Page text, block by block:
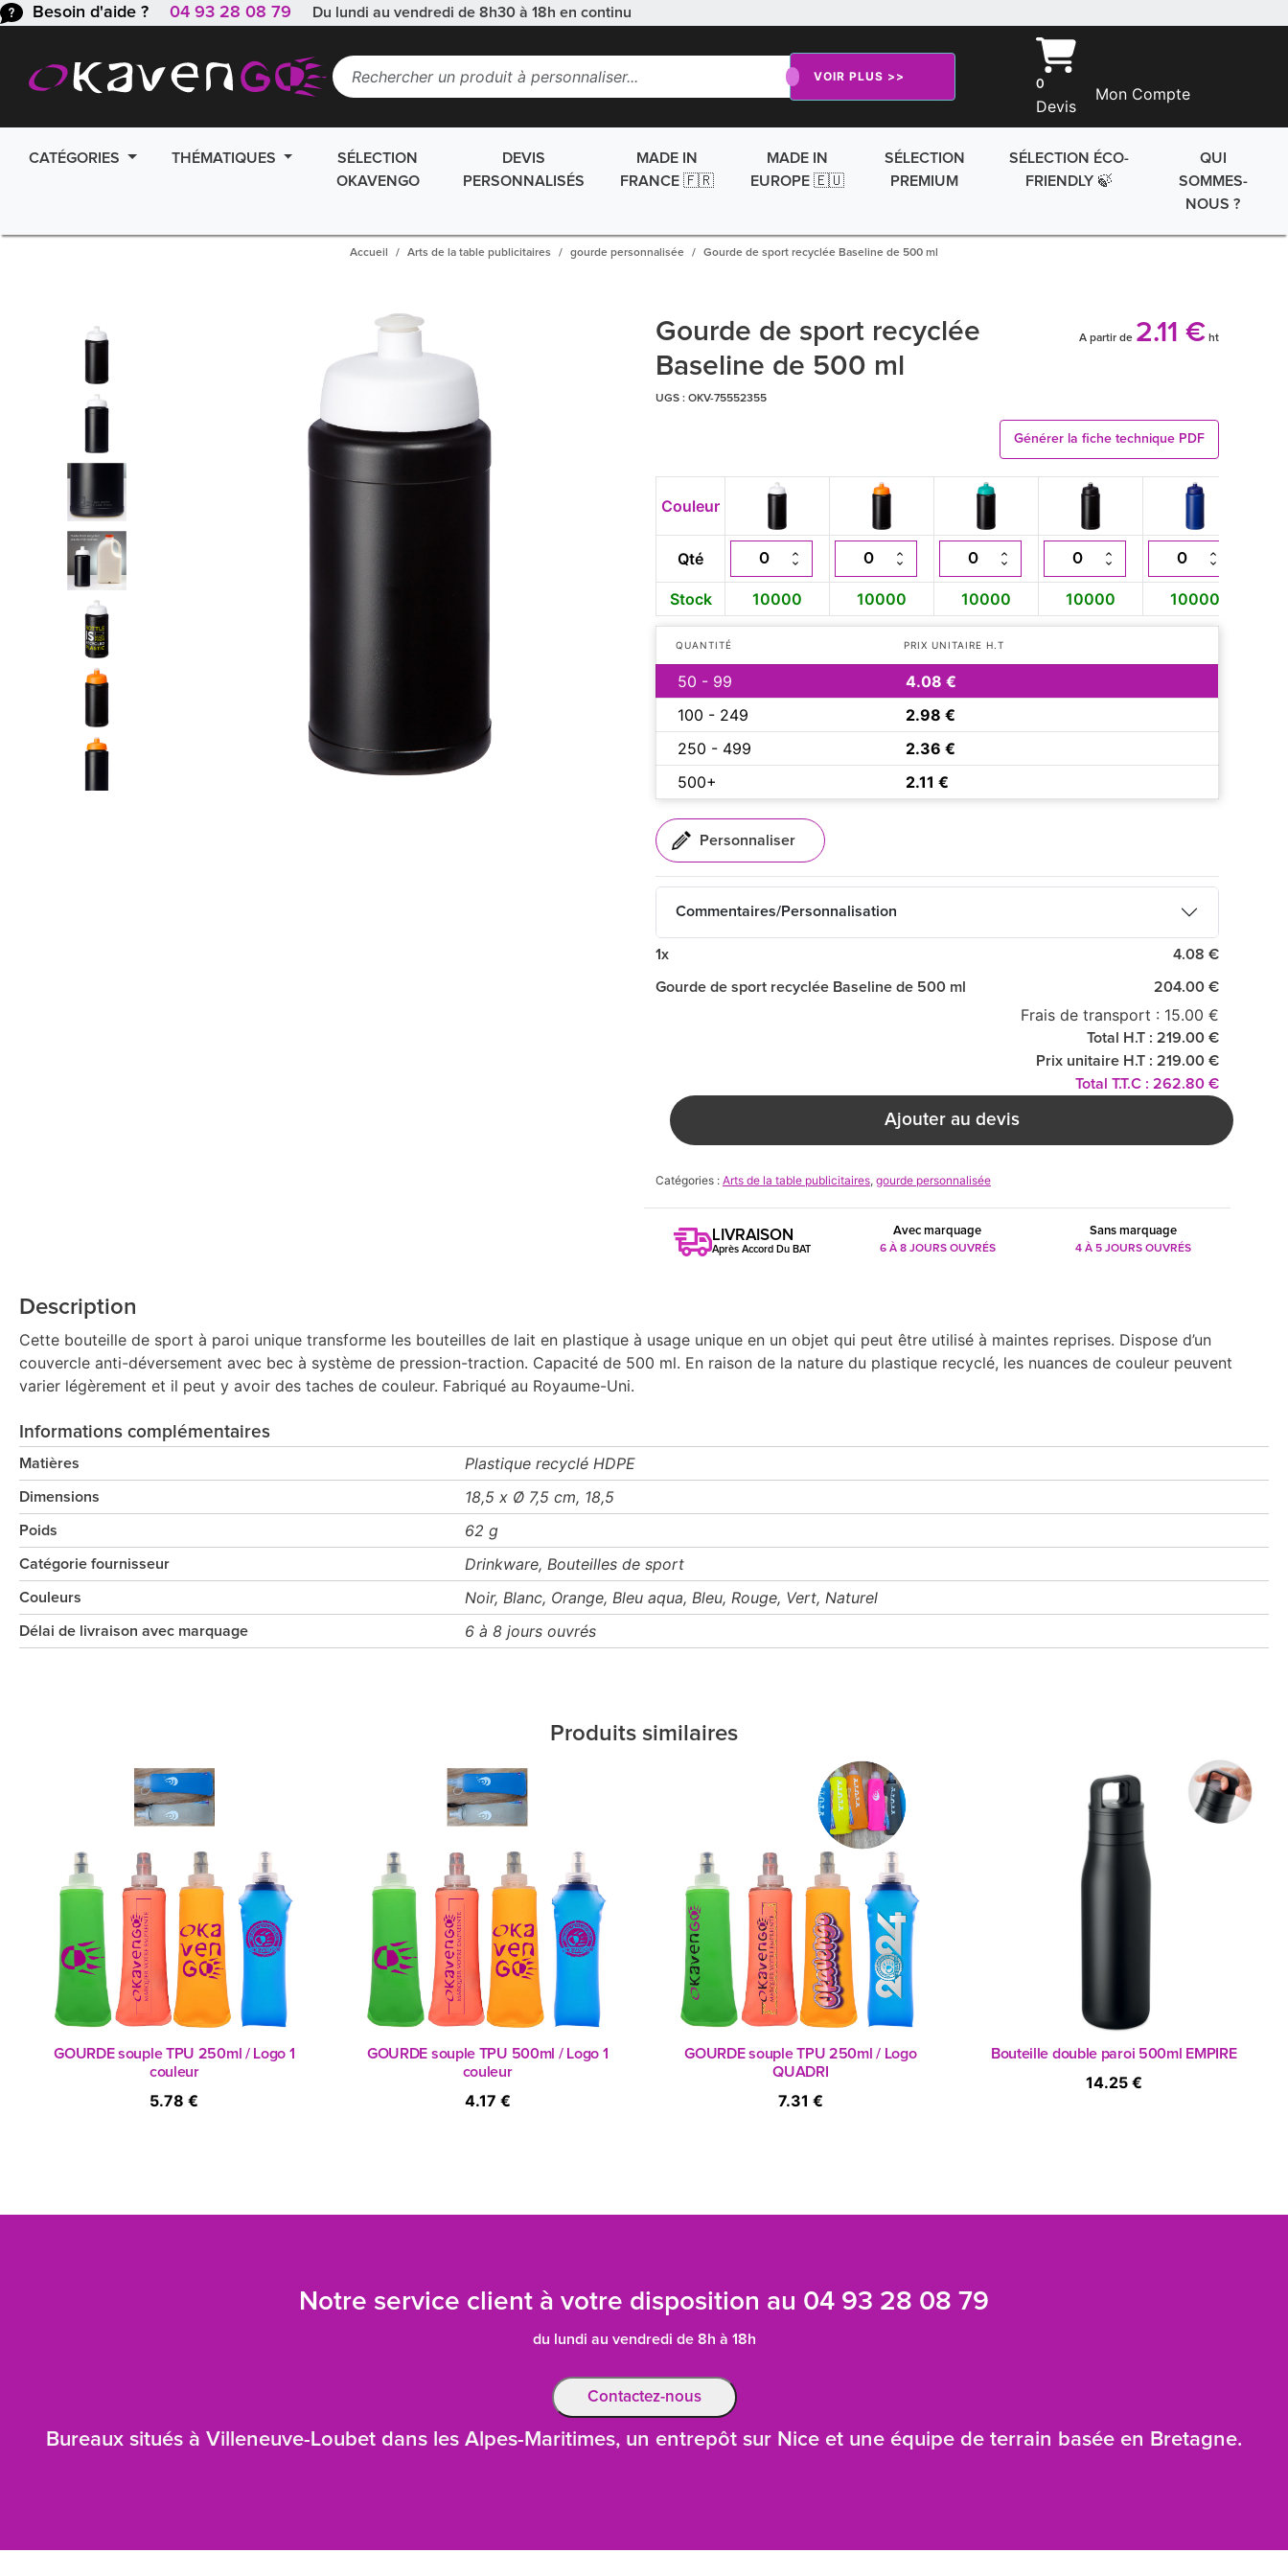
Besoin d'aide ? 04 93 28 08 79 Du lundi au vendredi de 8h30 à 18h en continu
VOIR PLUS >>
0
Devis
Mon Compte
CATÉGORIES THÉMATIQUES
SÉLECTION
OKAVENGO
DEVIS
PERSONNALISÉS
MADE IN
FRANCE 🇫🇷
MADE IN
EUROPE 🇪🇺
SÉLECTION
PREMIUM
SÉLECTION ÉCO-
FRIENDLY 🍃
QUI
SOMMES-
NOUS ?
Accueil Arts de la table publicitaires gourde personnalisée Gourde de sport recyclée Baseline de 500 ml
Gourde de sport recyclée
Baseline de 500 ml
A partir de 2.11 € ht
UGS : OKV-75552355
Générer la fiche technique PDF
Couleur
Qté
Stock 10000 10000 10000 10000 10000
QUANTITÉ PRIX UNITAIRE H.T
50 - 99
4.08 €
100 - 249
2.98 €
250 - 499
2.36 €
500+
2.11 €
Commentaires/Personnalisation
1x 4.08 €
Gourde de sport recyclée Baseline de 500 ml 204.00 €
Frais de transport : 15.00 €
Total H.T : 219.00 €
Prix unitaire H.T : 219.00 €
Total T.T.C : 262.80 €
Ajouter au devis
Catégories : Arts de la table publicitaires, gourde personnalisée
LIVRAISON
Après Accord Du BAT
Avec marquage
6 À 8 JOURS OUVRÉS
Sans marquage
4 À 5 JOURS OUVRÉS
Description
Cette bouteille de sport à paroi unique transforme les bouteilles de lait en plastique à usage unique en un objet qui peut être utilisé à maintes reprises. Dispose d’un
couvercle anti-déversement avec bec à système de pression-traction. Capacité de 500 ml. En raison de la nature du plastique recyclé, les nuances de couleur peuvent
varier légèrement et il peut y avoir des taches de couleur. Fabriqué au Royaume-Uni.
Informations complémentaires
Matières Plastique recyclé HDPE
Dimensions 18,5 x Ø 7,5 cm, 18,5
Poids 62 g
Catégorie fournisseur Drinkware, Bouteilles de sport
Couleurs Noir, Blanc, Orange, Bleu aqua, Bleu, Rouge, Vert, Naturel
Délai de livraison avec marquage 6 à 8 jours ouvrés
Produits similaires
GOURDE souple TPU 250ml / Logo 1
couleur
5.78 €
GOURDE souple TPU 500ml / Logo 1
couleur
4.17 €
GOURDE souple TPU 250ml / Logo
QUADRI
7.31 €
Bouteille double paroi 500ml EMPIRE
14.25 €
Notre service client à votre disposition au 04 93 28 08 79
du lundi au vendredi de 8h à 18h
Contactez-nous
Bureaux situés à Villeneuve-Loubet dans les Alpes-Maritimes, un entrepôt sur Nice et une équipe de terrain basée en Bretagne.